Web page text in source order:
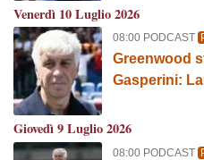
Venerdì 10 Luglio 2026
08:00 PODCAST
Greenwood
Gasperini:
Giovedì 9 Luglio 2026
08:00 PODCAST